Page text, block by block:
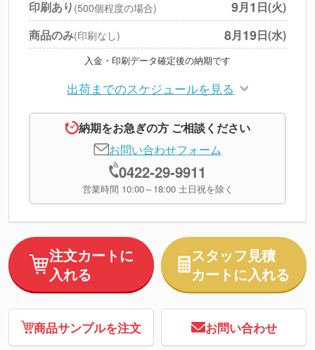
※上記小計は税別です
印刷あり (500個程度の場合) 9月1 日(火)
商品のみ(印刷なし) 8月19日(水)
入金・印刷データ確定後の納期です
出荷までのスケジュールを見る
納期をお急ぎの方 ご相談ください
お問い合わせフォーム
0422-29-9911
営業時間 10:00～18:00 土日祝を除く
注文カートに
入れる
スタッフ見積
カートに入れる
商品サンプルを注文 お問い合わせ